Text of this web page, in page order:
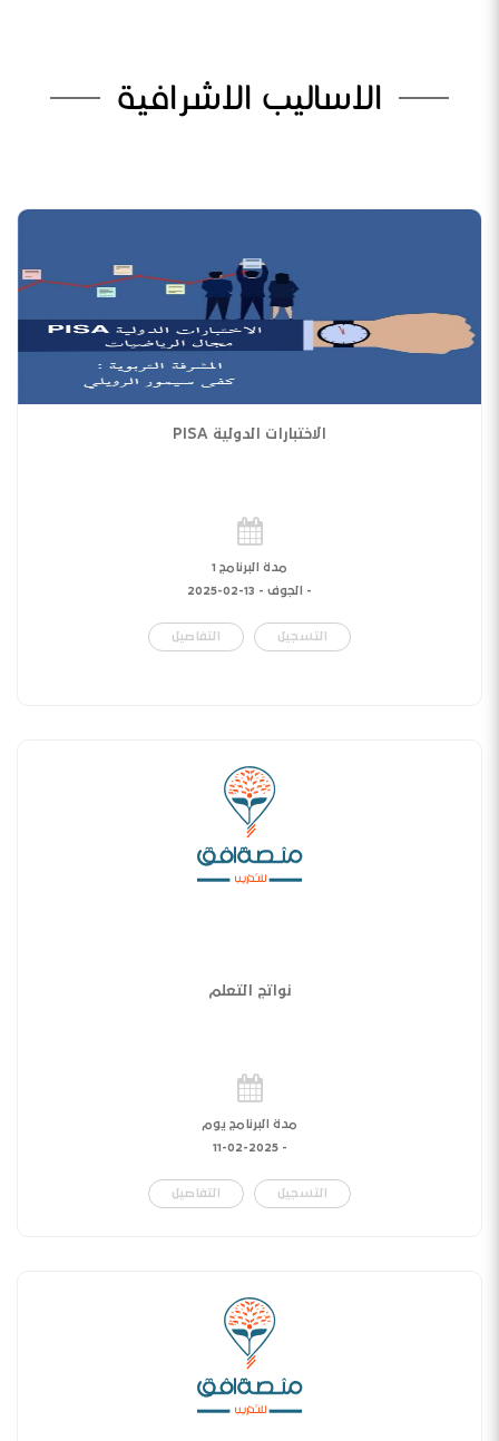
الاساليب الاشرافية
الاختبارات الدولية PISA
مدة البرنامج 1
- الجوف - 13-02-2025
التسجيل التفاصيل
نواتج التعلم
مدة البرنامج يوم
-
11-02-2025
التسجيل التفاصيل